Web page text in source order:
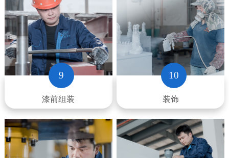
9
漆前组装
10
装饰